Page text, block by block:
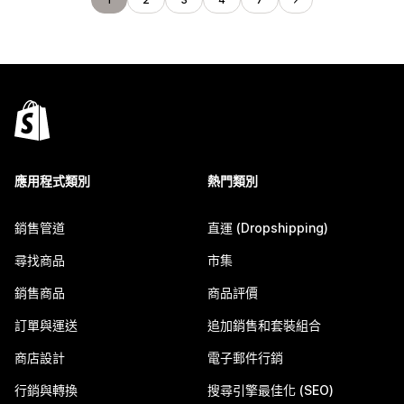
應用程式類別
銷售管道
尋找商品
銷售商品
訂單與運送
商店設計
行銷與轉換
熱門類別
直運 (Dropshipping)
市集
商品評價
追加銷售和套裝組合
電子郵件行銷
搜尋引擎最佳化 (SEO)